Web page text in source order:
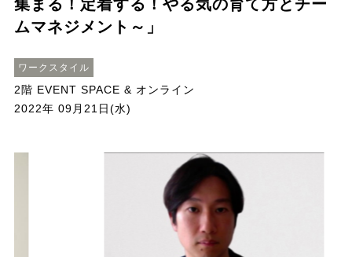
集まる！定着する！やる気の育て方とチー
ムマネジメント～」
ワークスタイル
2階 EVENT SPACE & オンライン
2022年 09月21日(水)